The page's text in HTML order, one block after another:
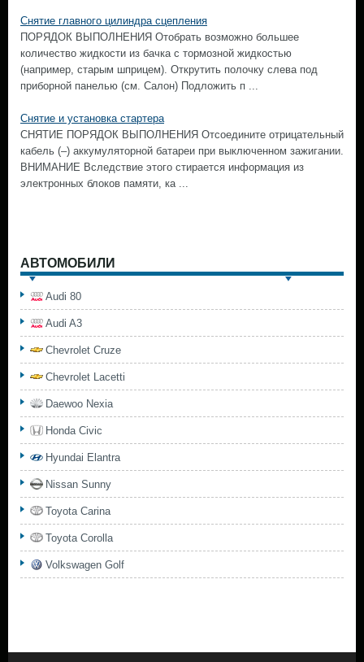
Снятие главного цилиндра сцепления
ПОРЯДОК ВЫПОЛНЕНИЯ Отобрать возможно большее
количество жидкости из бачка с тормозной жидкостью
(например, старым шприцем). Открутить полочку слева под
приборной панелью (см. Салон) Подложить п ...
Снятие и установка стартера
СНЯТИЕ ПОРЯДОК ВЫПОЛНЕНИЯ Отсоедините отрицательный
кабель (–) аккумуляторной батареи при выключенном зажигании.
ВНИМАНИЕ Вследствие этого стирается информация из
электронных блоков памяти, ка ...
АВТОМОБИЛИ
Audi 80
Audi A3
Chevrolet Cruze
Chevrolet Lacetti
Daewoo Nexia
Honda Civic
Hyundai Elantra
Nissan Sunny
Toyota Carina
Toyota Corolla
Volkswagen Golf